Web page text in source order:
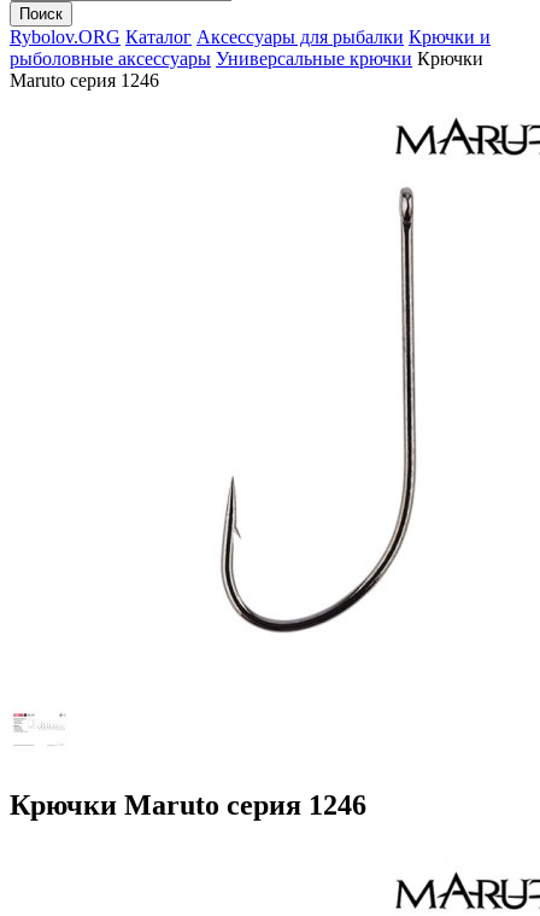
Rybolov.ORG Каталог Аксессуары для рыбалки Крючки и
рыболовные аксессуары Универсальные крючки Крючки
Maruto серия 1246
Крючки Maruto серия 1246